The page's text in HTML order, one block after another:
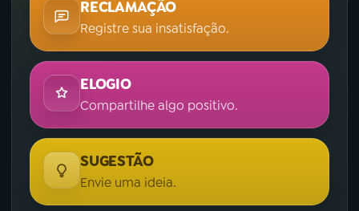
RECLAMAÇÃO
Registre sua insatisfação.
ELOGIO
Compartilhe algo positivo.
SUGESTÃO
Envie uma ideia.